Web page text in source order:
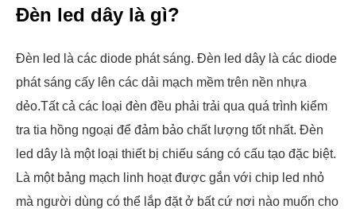
Đèn led dây là gì?
Đèn led là các diode phát sáng. Đèn led dây là các diode
phát sáng cấy lên các dải mạch mềm trên nền nhựa
dẻo.Tất cả các loại đèn đều phải trải qua quá trình kiểm
tra tia hồng ngoại để đảm bảo chất lượng tốt nhất. Đèn
led dây là một loại thiết bị chiếu sáng có cấu tạo đặc biệt.
Là một bảng mạch linh hoạt được gắn với chip led nhỏ
mà người dùng có thể lắp đặt ở bất cứ nơi nào muốn cho